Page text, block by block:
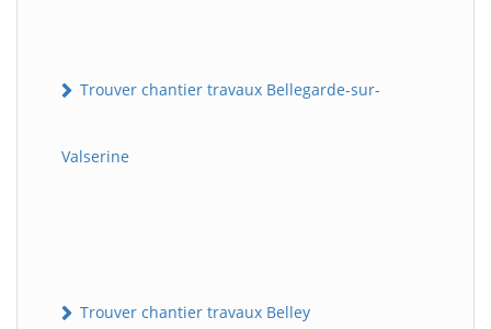
Trouver chantier travaux Bellegarde-sur-
Valserine
Trouver chantier travaux Belley